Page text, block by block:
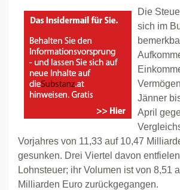
Die
sich im
Jänner
April
Vorjahres von 11,33 auf 10,47
gesunken. Drei Viertel davon
Lohnsteuer; ihr Volumen ist von 8,51
Milliarden Euro zurückgegangen.